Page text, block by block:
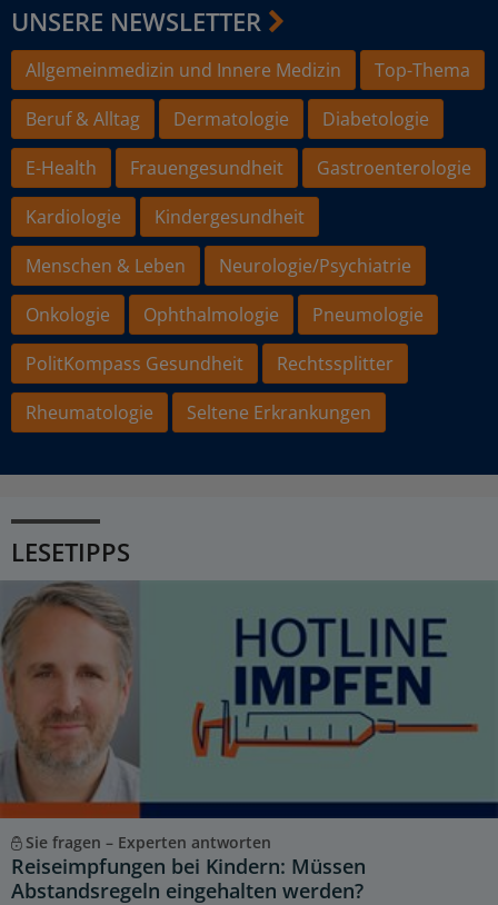
UNSERE NEWSLETTER
Allgemeinmedizin und Innere Medizin
Top-Thema
Beruf & Alltag
Dermatologie
Diabetologie
E-Health
Frauengesundheit
Gastroenterologie
Kardiologie
Kindergesundheit
Menschen & Leben
Neurologie/Psychiatrie
Onkologie
Ophthalmologie
Pneumologie
PolitKompass Gesundheit
Rechtssplitter
Rheumatologie
Seltene Erkrankungen
LESETIPPS
Sie fragen – Experten antworten
Reiseimpfungen bei Kindern: Müssen
Abstandsregeln eingehalten werden?